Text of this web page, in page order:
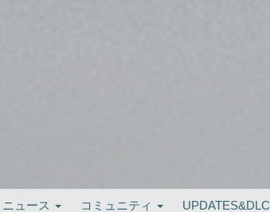
ニュース コミュニティ UPDATES&DLC